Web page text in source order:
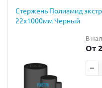
Cтержень Полиамид
22х1000мм Черный
В
От